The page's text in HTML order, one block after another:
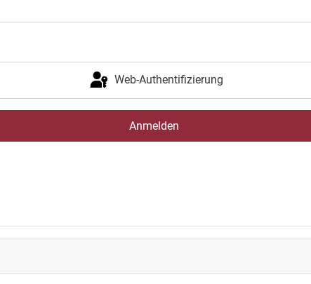
Web-Authentifizierung
Anmelden